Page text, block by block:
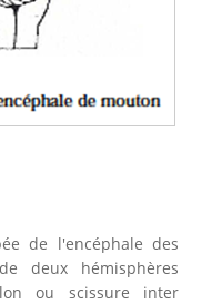
de l'encéphale des
deux hémisphères
ou scissure inter